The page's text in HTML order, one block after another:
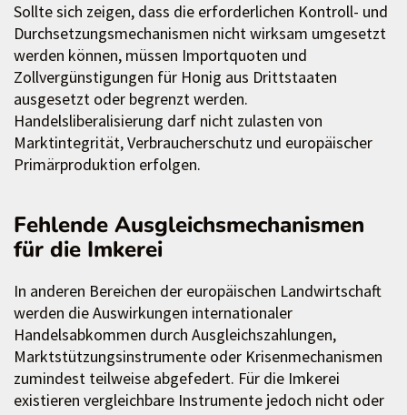
Sollte sich zeigen, dass die erforderlichen Kontroll- und
Durchsetzungsmechanismen nicht wirksam umgesetzt
werden können, müssen Importquoten und
Zollvergünstigungen für Honig aus Drittstaaten
ausgesetzt oder begrenzt werden.
Handelsliberalisierung darf nicht zulasten von
Marktintegrität, Verbraucherschutz und europäischer
Primärproduktion erfolgen.
Fehlende Ausgleichsmechanismen
für die Imkerei
In anderen Bereichen der europäischen Landwirtschaft
werden die Auswirkungen internationaler
Handelsabkommen durch Ausgleichszahlungen,
Marktstützungsinstrumente oder Krisenmechanismen
zumindest teilweise abgefedert. Für die Imkerei
existieren vergleichbare Instrumente jedoch nicht oder